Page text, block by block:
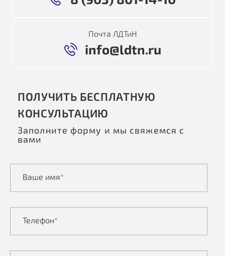
Почта ЛДТиН
info@ldtn.ru
ПОЛУЧИТЬ БЕСПЛАТНУЮ
КОНСУЛЬТАЦИЮ
Заполните форму и мы свяжемся с
вами
Ваше имя*
Телефон*